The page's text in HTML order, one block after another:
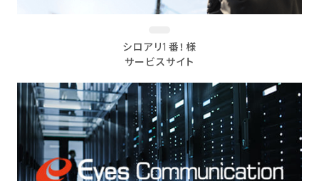
シロアリ1番！様
サービスサイト